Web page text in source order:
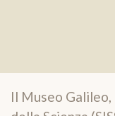
Il Museo